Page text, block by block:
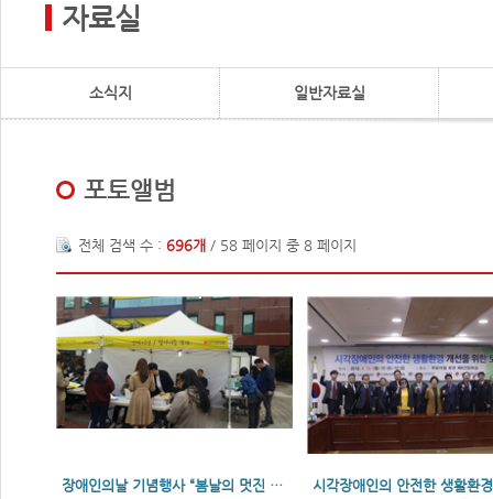
자료실
소식지 일반자료실
포토앨범
전체 검색 수 : 696개 / 58 페이지 중 8 페이지
장애인의날 기념행사 “봄날의 멋진 동행” 18일 개최